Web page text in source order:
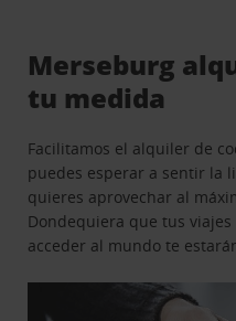
Merseburg
tu medida
Facilitamos el alquiler de
puedes esperar a sentir la
quieres aprovechar al
Dondequiera que tus
acceder al mundo te